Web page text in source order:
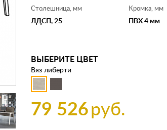
Столешница, мм
ЛДСП, 25
Кромка, мм
ПВХ 4 мм
ВЫБЕРИТЕ ЦВЕТ
Вяз либерти
79 526руб.